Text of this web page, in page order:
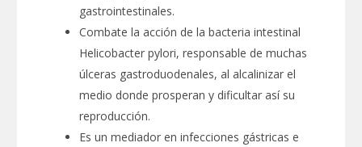
gastrointestinales.
Combate la acción de la bacteria intestinal
Helicobacter pylori, responsable de muchas
úlceras gastroduodenales, al alcalinizar el
medio donde prosperan y dificultar así su
reproducción.
Es un mediador en infecciones gástricas e